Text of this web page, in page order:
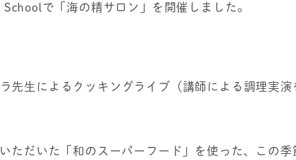
で「海の精サロン」を開催しました。
先生によるクッキングライブ（講師による調理実演
ただいた「和のスーパーフード」を使った、この季